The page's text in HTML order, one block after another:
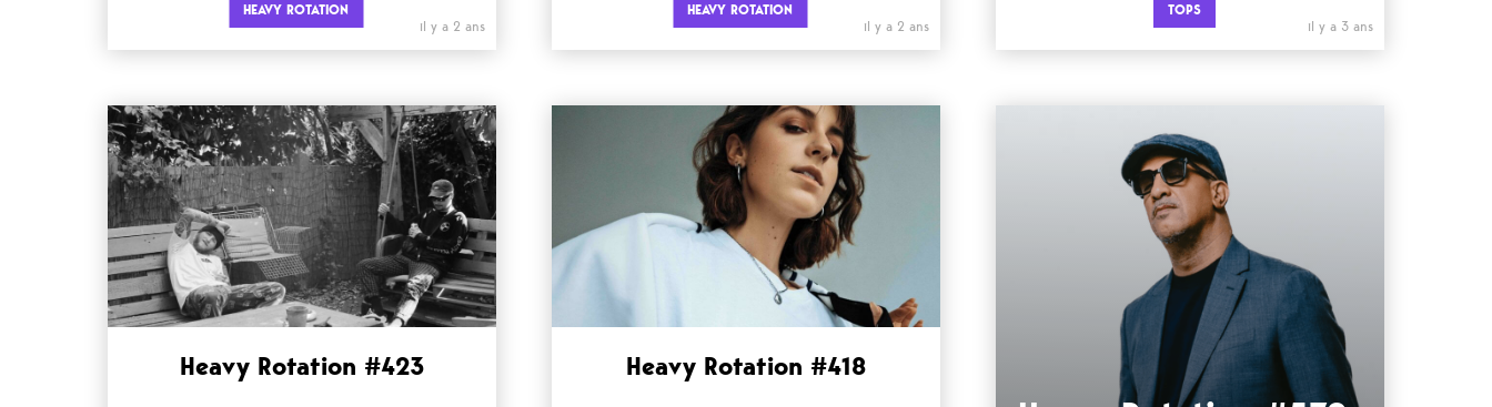
HEAVY ROTATION
il y a 2 ans
HEAVY ROTATION
il y a 2 ans
TOPS
il y a 3 ans
Heavy Rotation #423 Heavy Rotation #418